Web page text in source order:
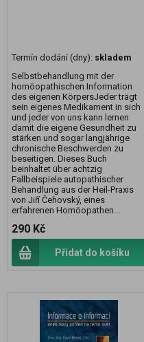
Termín dodání (dny): skladem
Selbstbehandlung mit der
homöopathischen Information
des eigenen KörpersJeder trägt
sein eigenes Medikament in sich
und jeder von uns kann lernen
damit die eigene Gesundheit zu
stärken und sogar langjährige
chronische Beschwerden zu
beseitigen. Dieses Buch
beinhaltet über achtzig
Fallbeispiele autopathischer
Behandlung aus der Heil-Praxis
von Jiří Čehovský, eines
erfahrenen Homöopathen...
290 Kč
Přidat do košíku